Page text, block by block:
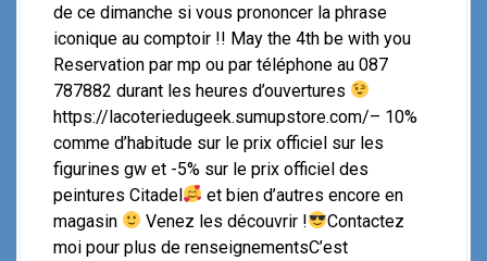
de ce dimanche si vous prononcer la phrase
iconique au comptoir !! May the 4th be with you
Reservation par mp ou par téléphone au 087
787882 durant les heures d’ouvertures
https://lacoteriedugeek.sumupstore.com/– 10%
comme d’habitude sur le prix officiel sur les
figurines gw et -5% sur le prix officiel des
peintures Citadel
et bien d’autres encore en
magasin
Venez les découvrir !
Contactez
moi pour plus de renseignementsC’est